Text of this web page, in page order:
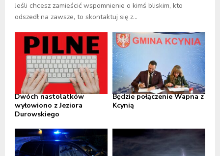
Jeśli chcesz zamieścić wspomnienie o kimś bliskim, kto
odszedł na zawsze, to skontaktuj się z...
Dwóch nastolatków
wyłowiono z Jeziora
Durowskiego
Będzie połączenie Wapna z
Kcynią